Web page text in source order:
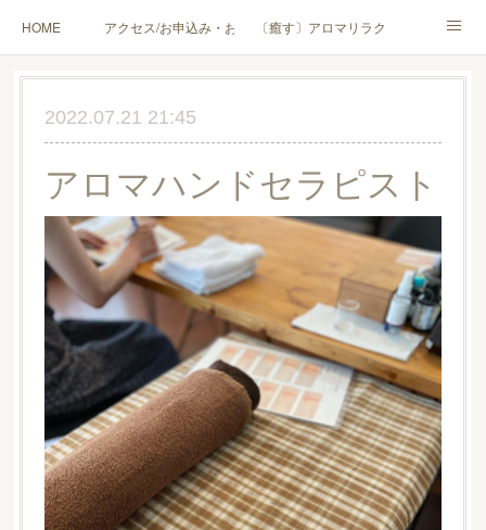
HOME アクセス/お申込み・お問合せ〔癒す〕アロマリラクゼーション
〔学ぶ〕AEAJ資格対応コース〔学ぶ〕トリートメント実技講座／介護アロマ講座
ハンモックよもぎ蒸し® HAMMOCK SAUNA® アカデミー厚木校
ハンモックタイ古式協会® 厚木校出張講座(個人／企業・団体) PROFILE
Instagram コラム YouTube［アロマ・ハーブクラフト］
2022.07.21 21:45
アロマハンドセラピスト